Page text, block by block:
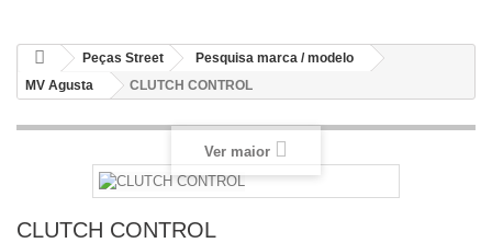
Peças Street
Pesquisa marca / modelo
MV Agusta
CLUTCH CONTROL
Ver maior
CLUTCH CONTROL